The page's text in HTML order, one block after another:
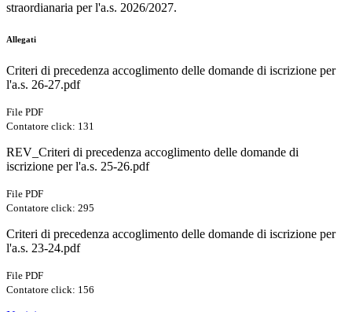
straordianaria per l'a.s. 2026/2027.
Allegati
Criteri di precedenza accoglimento delle domande di iscrizione per
l'a.s. 26-27.pdf
File PDF
Contatore click: 131
REV_Criteri di precedenza accoglimento delle domande di
iscrizione per l'a.s. 25-26.pdf
File PDF
Contatore click: 295
Criteri di precedenza accoglimento delle domande di iscrizione per
l'a.s. 23-24.pdf
File PDF
Contatore click: 156